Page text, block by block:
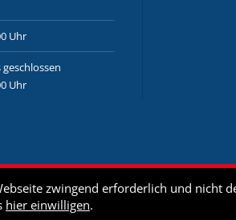
Uhr
Uhr
zwingend erforderlich und nicht
hier einwilligen.